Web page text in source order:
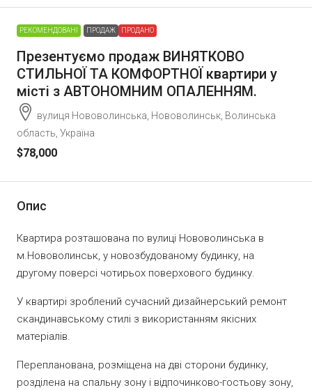
РЕКОМЕНДОВАНІ ПРОДАЖ ПРОДАНО
Презентуємо продаж ВИНЯТКОВО
СТИЛЬНОЇ ТА КОМФОРТНОЇ квартири у
місті з АВТОНОМНИМ ОПАЛЕННЯМ.
вулиця Нововолинська, Нововолинськ, Волинська
область, Україна
$78,000
Опис
Квартира розташована по вулиці Нововолинська в
м.Нововолинськ, у новозбудованому будинку, на
другому поверсі чотирьох поверхового будинку.
У квартирі зроблений сучасний дизайнерський ремонт
скандинавському стилі з використанням якісних
матеріалів.
Перепланована, розміщена на дві сторони будинку,
розділена на спальну зону і відпочинково-гостьову зону,